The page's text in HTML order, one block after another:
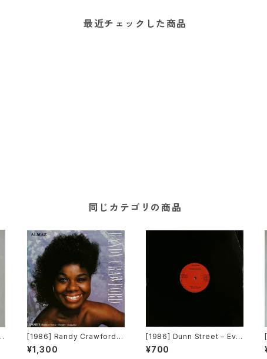
最近チェックした商品
同じカテゴリの商品
[1986] Randy Crawford –
Almaz / Desire [Warner B
ros. Records]
¥1,300
[1986] Dunn Street – Eve
n A Fool [J & G Records]
¥700